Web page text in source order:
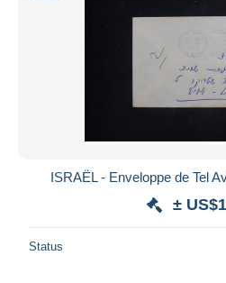
ISRAËL - Enveloppe de Tel
±
Status